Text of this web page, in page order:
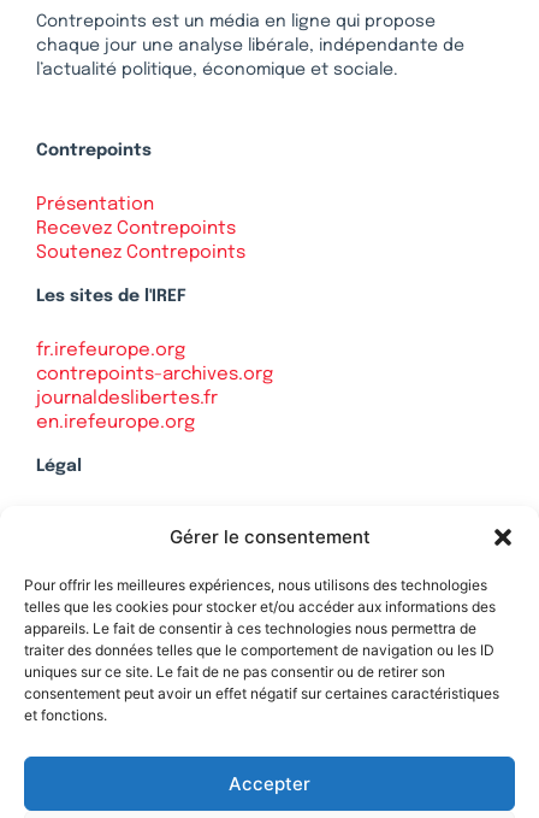
Gérer le consentement
Pour offrir les meilleures expériences, nous utilisons des technologies
telles que les cookies pour stocker et/ou accéder aux informations des
appareils. Le fait de consentir à ces technologies nous permettra de
traiter des données telles que le comportement de navigation ou les ID
uniques sur ce site. Le fait de ne pas consentir ou de retirer son
consentement peut avoir un effet négatif sur certaines caractéristiques
et fonctions.
Accepter
Contrepoints est un média en ligne qui propose
chaque jour une analyse libérale, indépendante de
l’actualité politique, économique et sociale.
Contrepoints
Présentation
Recevez Contrepoints
Soutenez Contrepoints
Les sites de l'IREF
fr.irefeurope.org
contrepoints-archives.org
journaldeslibertes.fr
en.irefeurope.org
Légal
Politique de confidentialité
Contact
Soutenez Contrepoints